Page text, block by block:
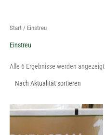
Start / Einstreu
Einstreu
Alle 6 Ergebnisse werden angezeigt
Dieses